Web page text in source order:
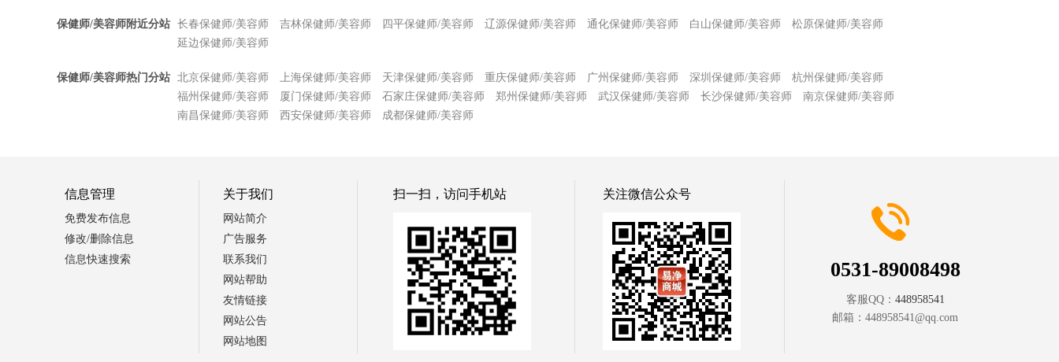
保健师/美容师附近分站 长春保健师/美容师 吉林保健师/美容师 四平保健师/美容师 辽源保健师/美容师 通化保健师/美容师 白山保健师/美容师
松原保健师/美容师
延边保健师/美容师
保健师/美容师热门分站 北京保健师/美容师 上海保健师/美容师 天津保健师/美容师 重庆保健师/美容师 广州保健师/美容师 深圳保健师/美容师
杭州保健师/美容师
福州保健师/美容师
厦门保健师/美容师 石家庄保健师/美容师 郑州保健师/美容师 武汉保健师/美容师 长沙保健师/美容师
南京保健师/美容师
南昌保健师/美容师
西安保健师/美容师 成都保健师/美容师
信息管理
免费发布信息
修改/删除信息
信息快速搜索
关于我们
网站简介
广告服务
联系我们
网站帮助
友情链接
网站公告
网站地图
扫一扫，访问手机站 关注微信公众号
0531-89008498
客服QQ： 448958541
邮箱： 448958541@qq.com